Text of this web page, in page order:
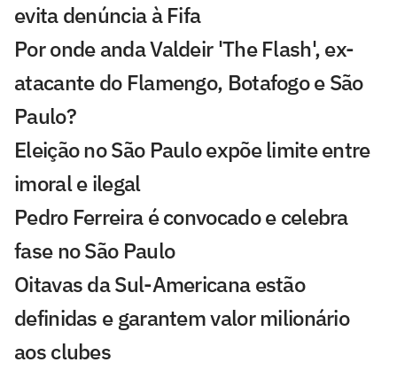
evita denúncia à Fifa
Por onde anda Valdeir 'The Flash', ex-
atacante do Flamengo, Botafogo e São
Paulo?
Eleição no São Paulo expõe limite entre
imoral e ilegal
Pedro Ferreira é convocado e celebra
fase no São Paulo
Oitavas da Sul-Americana estão
definidas e garantem valor milionário
aos clubes